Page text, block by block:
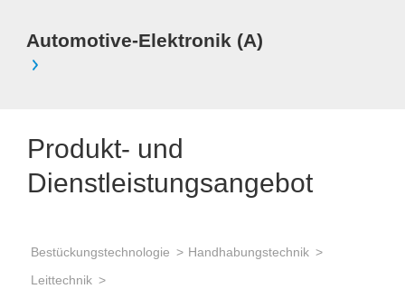
Automotive-Elektronik (A)
Produkt- und
Dienstleistungsangebot
Bestückungstechnologie
Handhabungstechnik
Leittechnik